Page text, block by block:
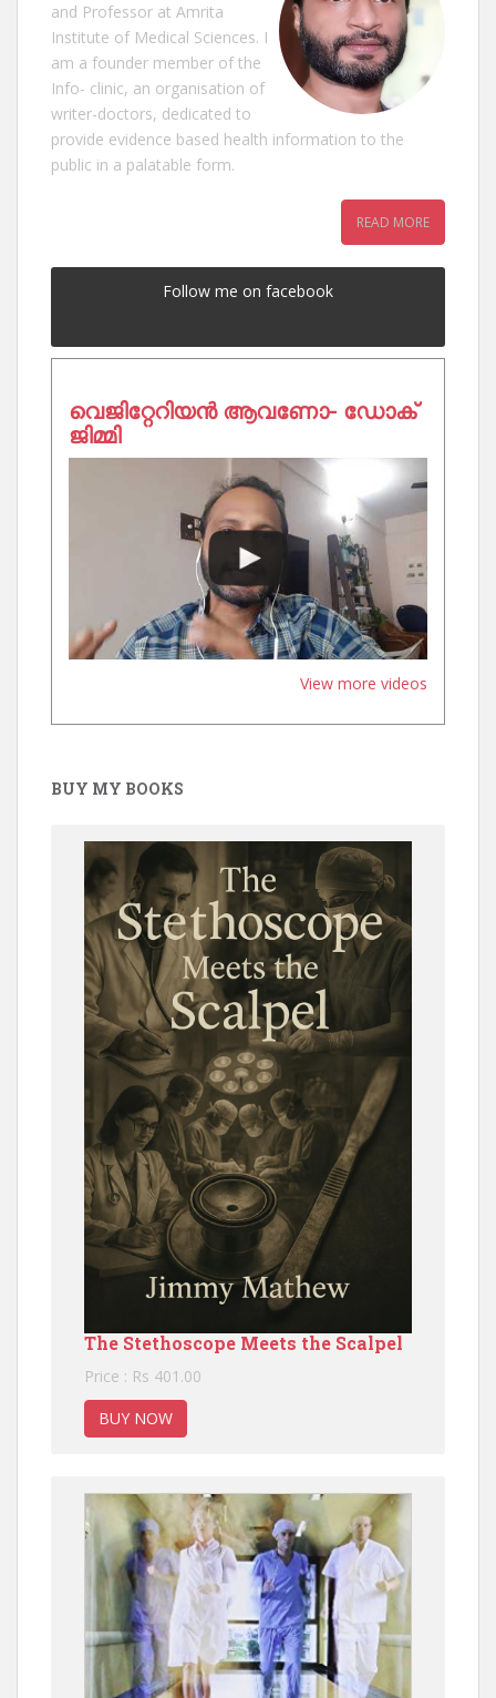
and Professor at Amrita
Institute of Medical Sciences. I
am a founder member of the
Info- clinic, an organisation of
writer-doctors, dedicated to
provide evidence based health information to the
public in a palatable form.
READ MORE
Follow me on facebook
വെജിറ്റേറിയൻ ആവണോ- ഡോക്
ജിമ്മി
View more videos
BUY MY BOOKS
The Stethoscope Meets the Scalpel
Price : Rs 401.00
BUY NOW